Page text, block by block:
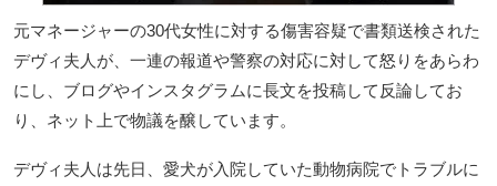
元マネージャーの30代女性に対する傷害容疑で書類送検された
デヴィ夫人が、一連の報道や警察の対応に対して怒りをあらわ
にし、ブログやインスタグラムに長文を投稿して反論してお
り、ネット上で物議を醸しています。
デヴィ夫人は先日、愛犬が入院していた動物病院でトラブルに